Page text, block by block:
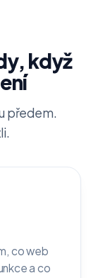
když
předem.
co web
a co